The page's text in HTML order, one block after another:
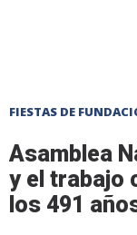
FIESTAS DE
Asamblea
y el trabajo
los 491